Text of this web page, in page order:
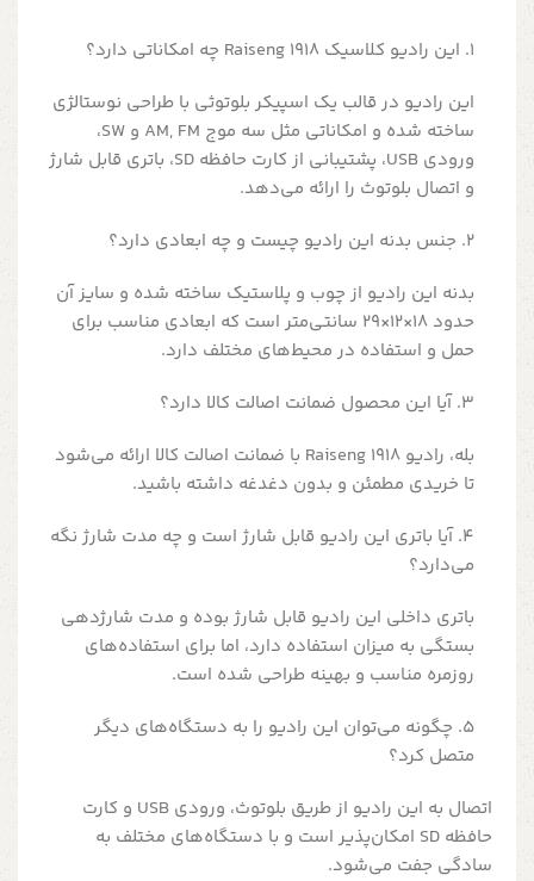
1. این رادیو کلاسیک Raiseng 1918 چه امکاناتی دارد؟
این رادیو در قالب یک اسپیکر بلوتوثی با طراحی نوستالژی
ساخته شده و امکاناتی مثل سه موج AM, FM و SW،
ورودی USB، پشتیبانی از کارت حافظه SD، باتری قابل شارژ
و اتصال بلوتوث را ارائه می‌دهد.
2. جنس بدنه این رادیو چیست و چه ابعادی دارد؟
بدنه این رادیو از چوب و پلاستیک ساخته شده و سایز آن
حدود 18×12×29 سانتی‌متر است که ابعادی مناسب برای
حمل و استفاده در محیط‌های مختلف دارد.
3. آیا این محصول ضمانت اصالت کالا دارد؟
بله، رادیو Raiseng 1918 با ضمانت اصالت کالا ارائه می‌شود
تا خریدی مطمئن و بدون دغدغه داشته باشید.
4. آیا باتری این رادیو قابل شارژ است و چه مدت شارژ نگه
می‌دارد؟
باتری داخلی این رادیو قابل شارژ بوده و مدت شارژدهی
بستگی به میزان استفاده دارد، اما برای استفاده‌های
روزمره مناسب و بهینه طراحی شده است.
5. چگونه می‌توان این رادیو را به دستگاه‌های دیگر
متصل کرد؟
اتصال به این رادیو از طریق بلوتوث، ورودی USB و کارت
حافظه SD امکان‌پذیر است و با دستگاه‌های مختلف به
سادگی جفت می‌شود.